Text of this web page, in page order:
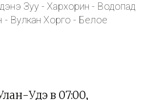
Зуу - Хархорин - Водопад
- Вулкан Хорго - Белое
Удэ в 07:00,